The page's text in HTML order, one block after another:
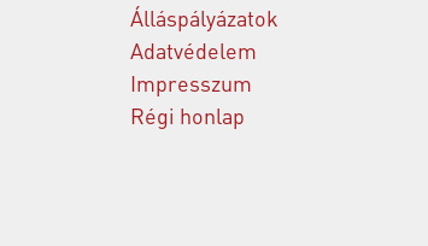
Álláspályázatok
Adatvédelem
Impresszum
Régi honlap